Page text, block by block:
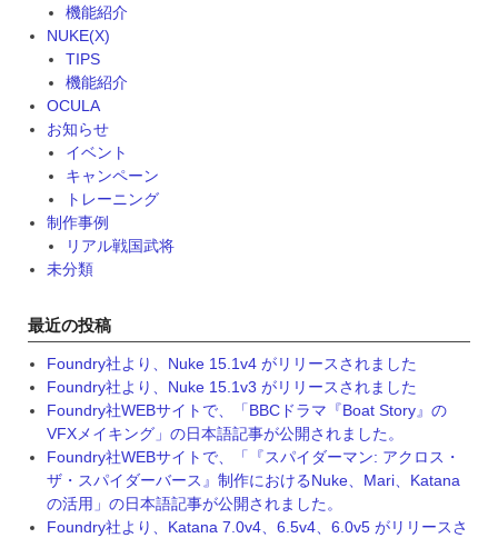
機能紹介
NUKE(X)
TIPS
機能紹介
OCULA
お知らせ
イベント
キャンペーン
トレーニング
制作事例
リアル戦国武将
未分類
最近の投稿
Foundry社より、Nuke 15.1v4 がリリースされました
Foundry社より、Nuke 15.1v3 がリリースされました
Foundry社WEBサイトで、「BBCドラマ『Boat Story』の
VFXメイキング」の日本語記事が公開されました。
Foundry社WEBサイトで、「『スパイダーマン: アクロス・
ザ・スパイダーバース』制作におけるNuke、Mari、Katana
の活用」の日本語記事が公開されました。
Foundry社より、Katana 7.0v4、6.5v4、6.0v5 がリリースさ